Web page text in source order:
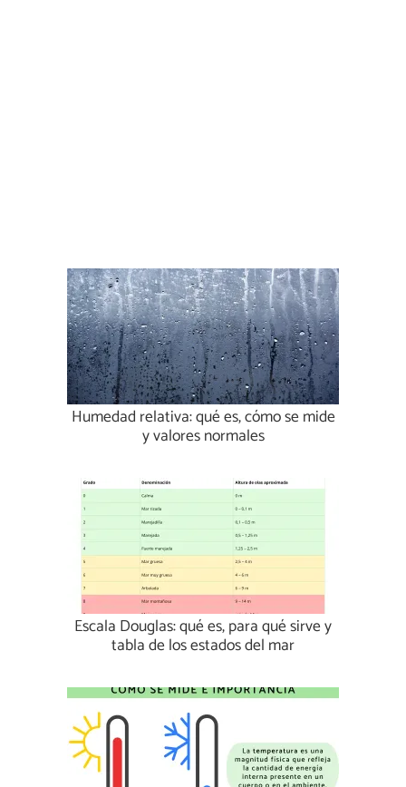
Humedad relativa: qué es, cómo se mide
y valores normales
Escala Douglas: qué es, para qué sirve y
tabla de los estados del mar